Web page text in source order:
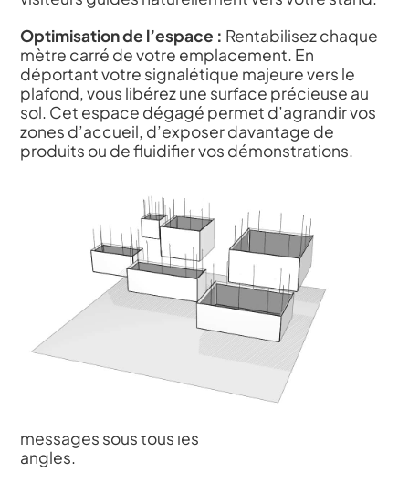
Optimisation de l’espace : Rentabilisez chaque
mètre carré de votre emplacement. En
déportant votre signalétique majeure vers le
plafond, vous libérez une surface précieuse au
sol. Cet espace dégagé permet d’agrandir vos
zones d’accueil, d’exposer davantage de
produits ou de fluidifier vos démonstrations.
Esthétique moderne :
Donnez une dimension
architecturale et
prestigieuse à votre
installation. La structure
aérienne, habillée d’un
textile technique mat
haute définition, offre
un rendu haut de
gamme sans reflets
messages sous tous les
angles.